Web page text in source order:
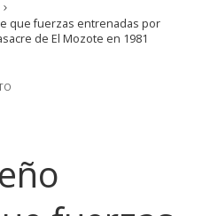
que fuerzas entrenadas por
de El Mozote en 1981